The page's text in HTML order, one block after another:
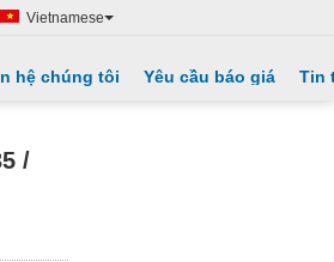
Vietnamese
hệ chúng tôi Yêu cầu báo giá Tin
/